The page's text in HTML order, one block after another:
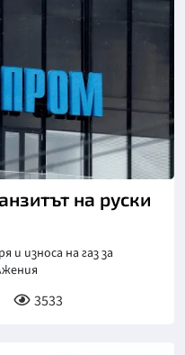
на руски
и износа на газ за
3533